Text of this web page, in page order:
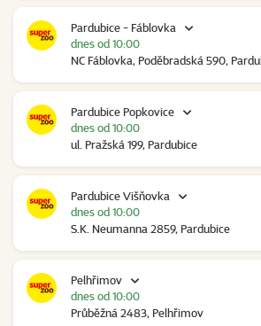
Pardubice - Fáblovka
NC Fáblovka, Poděbradská 590,
dnes od 10:00
Pardubice Popkovice
ul. Pražská 199, Pardubice
dnes od 10:00
Pardubice Višňovka
S.K. Neumanna 2859, Pardubice
dnes od 10:00
Pelhřimov
Průběžná 2483, Pelhřimov
dnes od 10:00